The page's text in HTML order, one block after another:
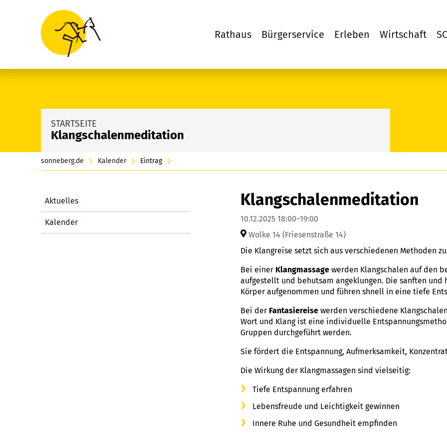
Rathaus Bürgerservice Erleben Wirtschaft
STARTSEITE
Klangschalenmeditation
sonneberg.de Kalender Eintrag
Klangschalenmeditation
10.12.2025 18:00–19:00
Wolke 14 (Friesenstraße 14)
Die Klangreise setzt sich aus verschiedenen Methoden
Bei einer Klangmassage werden Klangschalen auf den
aufgestellt und behutsam angeklungen. Die sanften und
Körper aufgenommen und führen shnell in eine tiefe
Bei der Fantasiereise werden verschiedene
Wort und Klang ist eine individuelle
Gruppen durchgeführt werden.
Sie fördert die Entspannung, Aufmerksamkeit,
Die Wirkung der Klangmassagen sind vielseitig:
Tiefe Entspannung erfahren
Lebensfreude und Leichtigkeit gewinnen
Innere Ruhe und Gesundheit empfinden
Aktuelles
Kalender